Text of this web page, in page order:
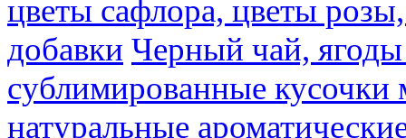
цветы сафлора, цветы
добавки Черный чай,
сублимированные
натуральные